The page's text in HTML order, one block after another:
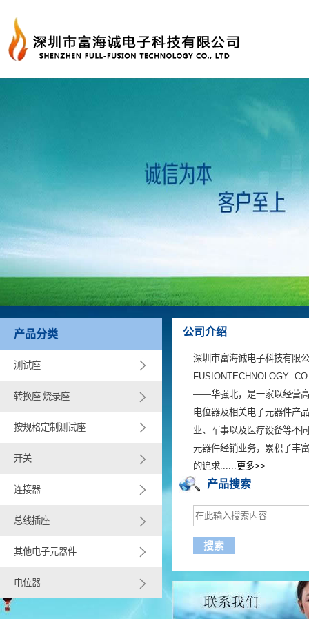
产品分类
测试座
转换座 烧录座
按规格定制测试座
开关
连接器
总线插座
其他电子元器件
电位器
公司介绍
深圳市富海诚电子科技有限
FUSIONTECHNOLOGY
——华强北，是一家以经营
电位器及相关电子元器件产
业、军事以及医疗设备等不
元器件经销业务，累积了丰
的追求...... 更多>>
产品搜索